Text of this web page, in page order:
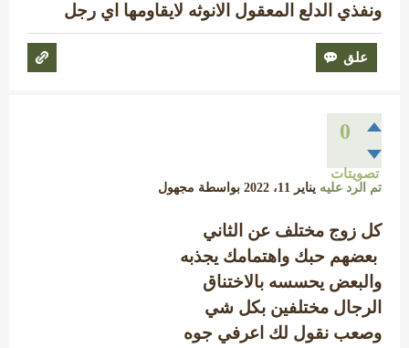
ونفذي الدلع المعقول الانوثه لايقاومها اي رجل
0
تصويتات
تم الرد عليه يناير 11، 2022 بواسطة مجهول
كل زوج مختلف عن الثاني
بعضهم حبك واهتمامك يجذبه
والبعض يحسسه بالاختناق
الرجال مختلفين بكل شي
وصعب نقول لك اعرفي جوه